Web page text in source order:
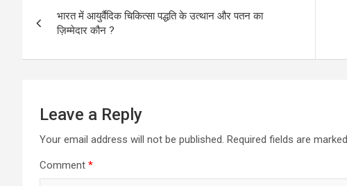
navigation
भारत में आयुर्वैदिक चिकित्सा पद्धति के उत्थान और पतन का
ज़िम्मेदार कौन ?
Leave a Reply
Your email address will not be published. Required fields are marked
Comment *